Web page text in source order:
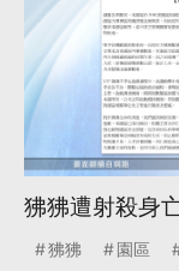
狒狒遭射殺身
狒狒 園區